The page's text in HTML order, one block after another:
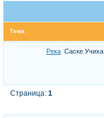
Тема
Река Саске Учиха
Страница:1